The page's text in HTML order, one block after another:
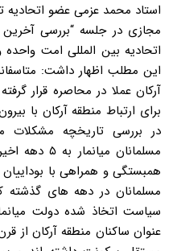
استاد محمد عزمی عضو
مجازی در جلسه “بررسی آخرین
اتحادیه بین المللی امت واحده
این مطلب اظهار داشت:
آرکان عملا در محاصره قرار
برای ارتباط منطقه آرکان با
در بررسی تاریخچه مشکلات
مسلمانان
همبستگی و همراهی با بوداییان
مسلمانان در دهه های گذشته
عنوان ساکنان منطقه آرکان